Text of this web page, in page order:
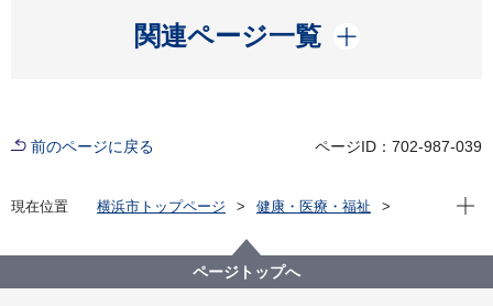
関連ページ一覧
開く
前のページに戻る ページID：702-987-039
現在位置 横浜市トップページ
健康・医療・福祉
発達障害検討委員会（令和３年度）
現在
ページトップへ